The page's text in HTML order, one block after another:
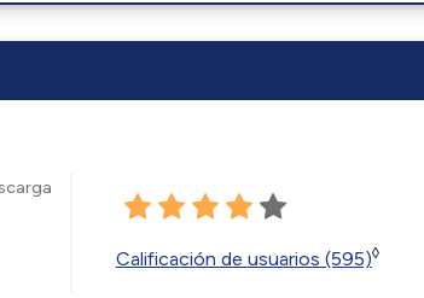
Calificación de usuarios (595)◊